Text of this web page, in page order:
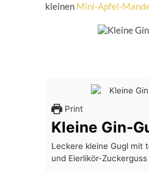
kleinen Mini-Apfel-
Print
Kleine Gin-
Leckere kleine Gugl mit
und Eierlikör-Zuckerguss